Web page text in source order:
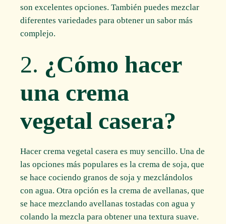
son excelentes opciones. También puedes mezclar
diferentes variedades para obtener un sabor más
complejo.
2. ¿Cómo hacer
una crema
vegetal casera?
Hacer crema vegetal casera es muy sencillo. Una de
las opciones más populares es la crema de soja, que
se hace cociendo granos de soja y mezclándolos
con agua. Otra opción es la crema de avellanas, que
se hace mezclando avellanas tostadas con agua y
colando la mezcla para obtener una textura suave.